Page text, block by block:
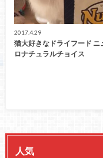
2017.4.29
猫大好きなドライフード ニ
ロナチュラルチョイス
人気